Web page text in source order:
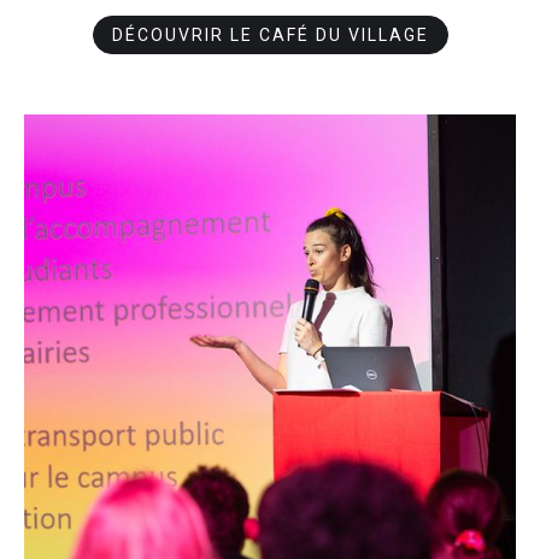
DÉCOUVRIR LE CAFÉ DU VILLAGE